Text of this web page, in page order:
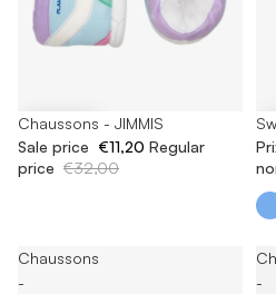
-65%
Chaussons - JIMMIS
Sale price €11,20 Regular
price €32,00
-
Chaussons
-
-